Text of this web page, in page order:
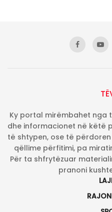
Ky portal mirëmbahet nga
dhe informacionet në këtë
të shtypen, ose të
qëllime përfitimi, pa
Për ta shfrytëzuar
pranoni